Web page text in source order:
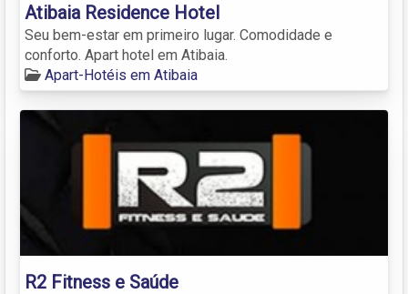
Atibaia Residence Hotel
Seu bem-estar em primeiro lugar. Comodidade e
conforto. Apart hotel em Atibaia.
Apart-Hotéis em Atibaia
R2 Fitness e Saúde